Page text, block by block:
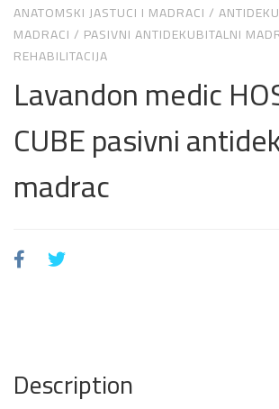
ANATOMSKI JASTUCI I MADRACI /
MADRACI / PASIVNI ANTIDEKUBITALNI
REHABILITACIJA
Lavandon medic
CUBE pasivni
madrac
Description